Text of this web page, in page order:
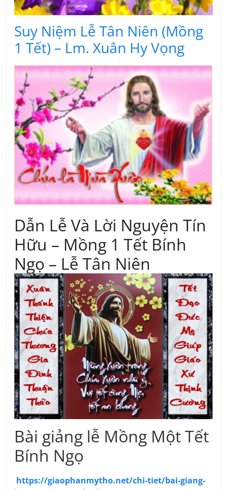
Suy Niệm Lễ Tân Niên (Mồng
1 Tết) – Lm. Xuân Hy Vọng
Dẫn Lễ Và Lời Nguyện Tín
Hữu – Mồng 1 Tết Bính
Ngọ – Lễ Tân Niên
Bài giảng lễ Mồng Một Tết
Bính Ngọ
https://giaophanmytho.net/chi-tiet/bai-giang-